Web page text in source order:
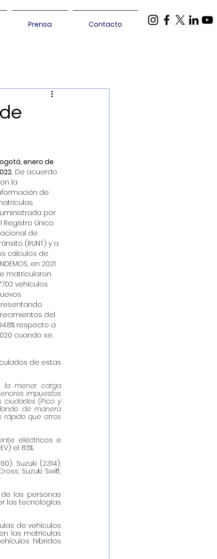
Prensa Contacto
enero de
De acuerdo
la
de
por
Registro Único
de
(RUNT) y a
cálculos de
en 2021
matricularon
vehículos
del
respecto a
cuando se
de estas
la menor carga
impuestos
(Pico y
de manera
rápido que otros
eléctricos e
el 83%.
Suzuki (2.314),
Suzuki Swift,
las personas
las tecnologías
de vehículos
las matrículas
híbridos